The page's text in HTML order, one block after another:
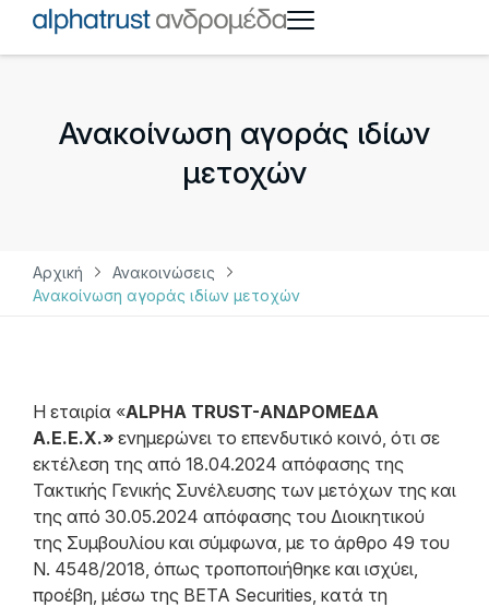
Ανακοίνωση αγοράς ιδίων
μετοχών
Αρχική
Ανακοινώσεις
Ανακοίνωση αγοράς ιδίων μετοχών
Η εταιρία «ALPHA TRUST-ΑΝΔΡΟΜΕΔΑ
Α.Ε.Ε.Χ.» ενημερώνει το επενδυτικό κοινό, ότι σε
εκτέλεση της από 18.04.2024 απόφασης της
Τακτικής Γενικής Συνέλευσης των μετόχων της και
της από 30.05.2024 απόφασης του Διοικητικού
της Συμβουλίου και σύμφωνα, με το άρθρο 49 του
N. 4548/2018, όπως τροποποιήθηκε και ισχύει,
προέβη, μέσω της BETA Securities, κατά τη